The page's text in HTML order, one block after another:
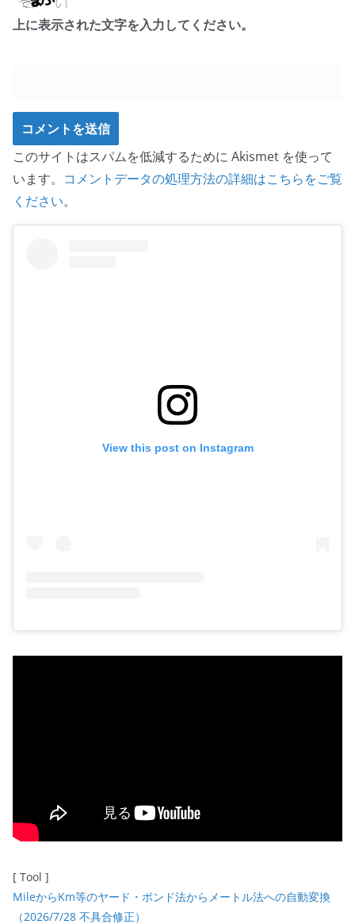
上に表示された文字を入力してください。
このサイトはスパムを低減するために Akismet を使って
います。 コメントデータの処理方法の詳細はこちらをご覧
ください。
View this post on Instagram
[ Tool ]
MileからKm等のヤード・ポンド法からメートル法への自動変換
（2026/7/28 不具合修正）